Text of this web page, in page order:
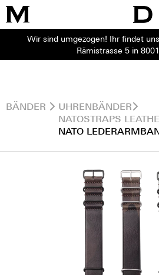
Wir sind umgezogen! Ihr findet
Rämistrasse 5 in
BÄNDER
UHRENBÄNDER
NATOSTRAPS
NATO